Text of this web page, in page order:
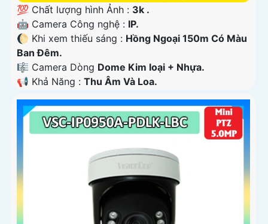
💯 Chất lượng hình Ảnh : 3k .
🤖️ Camera Công nghệ : IP.
🌔 Khi xem thiếu sáng : Hồng Ngoại 150m Có Màu
Ban Ðêm.
🎼️ Camera Dòng Dome Kim loại + Nhựa.
️📢 Khả Năng : Thu Âm Và Loa.